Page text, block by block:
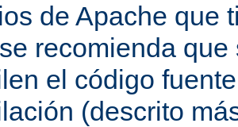
de Apache que
recomienda
el código
(descrito